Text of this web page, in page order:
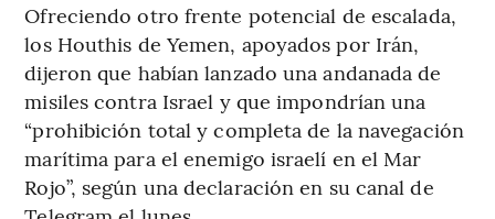
Ofreciendo otro frente potencial de escalada,
los Houthis de Yemen, apoyados por Irán,
dijeron que habían lanzado una andanada de
misiles contra Israel y que impondrían una
“prohibición total y completa de la navegación
marítima para el enemigo israelí en el Mar
Rojo”, según una declaración en su canal de